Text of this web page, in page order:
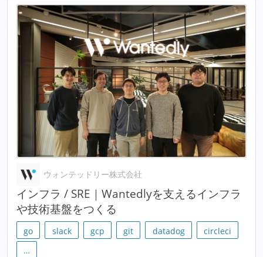
ウォンテッドリー株式会社
インフラ / SRE｜Wantedlyを支えるインフラ
や技術基盤をつくる
go slack gcp git datadog
circleci
…